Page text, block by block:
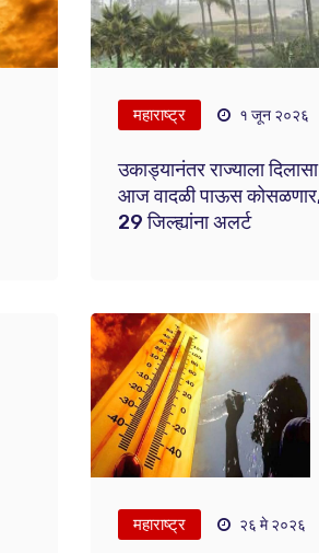
महाराष्ट्र १ जून २०२६
उकाड्यानंतर राज्याला
आज वादळी पाऊस
29 जिल्ह्यांना अलर्ट
महाराष्ट्र २६ मे २०२६